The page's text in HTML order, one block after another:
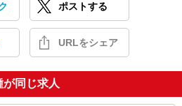
ポストする
URLをシェア
同じ求人